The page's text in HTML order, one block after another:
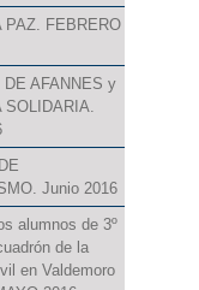
PAZ. FEBRERO
DE AFANNES y
SOLIDARIA.
Junio 2016
alumnos de 3º
de la
en Valdemoro